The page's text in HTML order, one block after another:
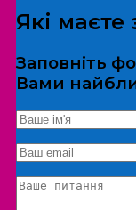
Екскурсія/
Які маєте
Заповніть
Вами